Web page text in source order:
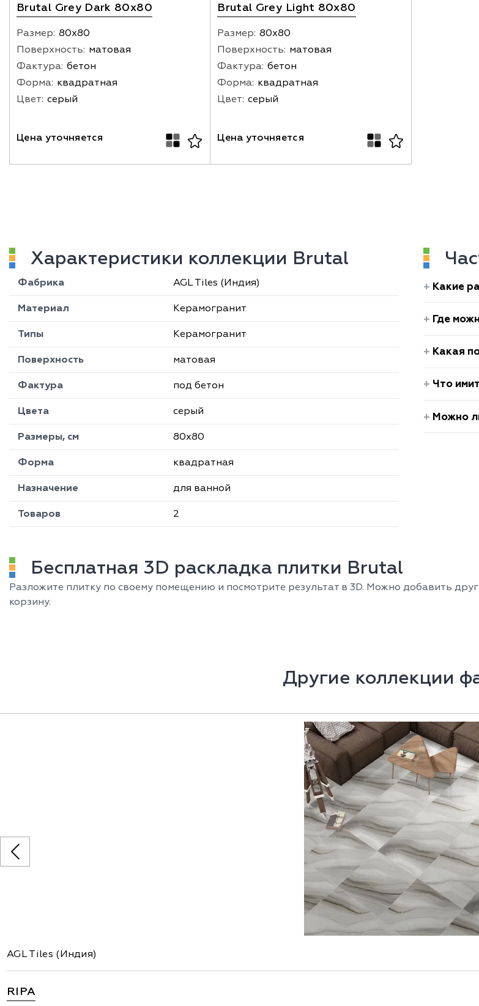
Brutal Grey Dark 80x80
Размер: 80х80
Поверхность: матовая
Фактура: бетон
Форма: квадратная
Цвет: серый
Цена уточняется
Brutal Grey Light 80x80
Размер: 80х80
Поверхность: матовая
Фактура: бетон
Форма: квадратная
Цвет: серый
Цена уточняется
Характеристики коллекции Brutal
Фабрика AGL Tiles (Индия)
Материал Керамогранит
Типы Керамогранит
Поверхность матовая
Фактура под бетон
Цвета серый
Размеры, см 80х80
Форма квадратная
Назначение для ванной
Товаров 2
Какие
Где
Какая
Что
Можно
Бесплатная 3D раскладка плитки Brutal
Разложите плитку по своему помещению и посмотрите результат в 3D. Можно добавить
корзину.
Другие коллекции
AGL Tiles (Индия)
RIPA